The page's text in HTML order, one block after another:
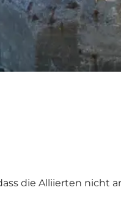
die Alliierten nicht